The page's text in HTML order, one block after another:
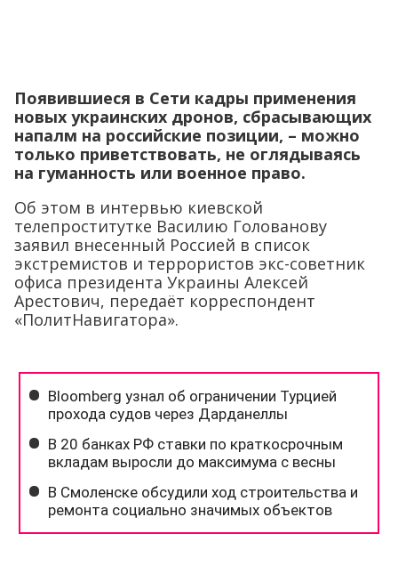
Появившиеся в Сети кадры применения
новых украинских дронов, сбрасывающих
напалм на российские позиции, – можно
только приветствовать, не оглядываясь
на гуманность или военное право.
Об этом в интервью киевской
телепроститутке Василию Голованову
заявил внесенный Россией в список
экстремистов и террористов экс-советник
офиса президента Украины Алексей
Арестович, передаёт корреспондент
«ПолитНавигатора».